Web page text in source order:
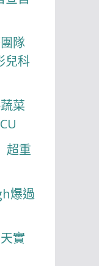
隊
兒科
菜
超重
爆過
實